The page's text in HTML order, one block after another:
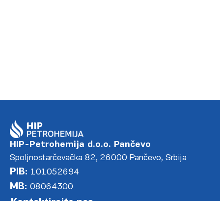
HIP-Petrohemija d.o.o. Pančevo
Spoljnostarčevačka 82, 26000 Pančevo, Srbija
PIB: 101052694
MB: 08064300